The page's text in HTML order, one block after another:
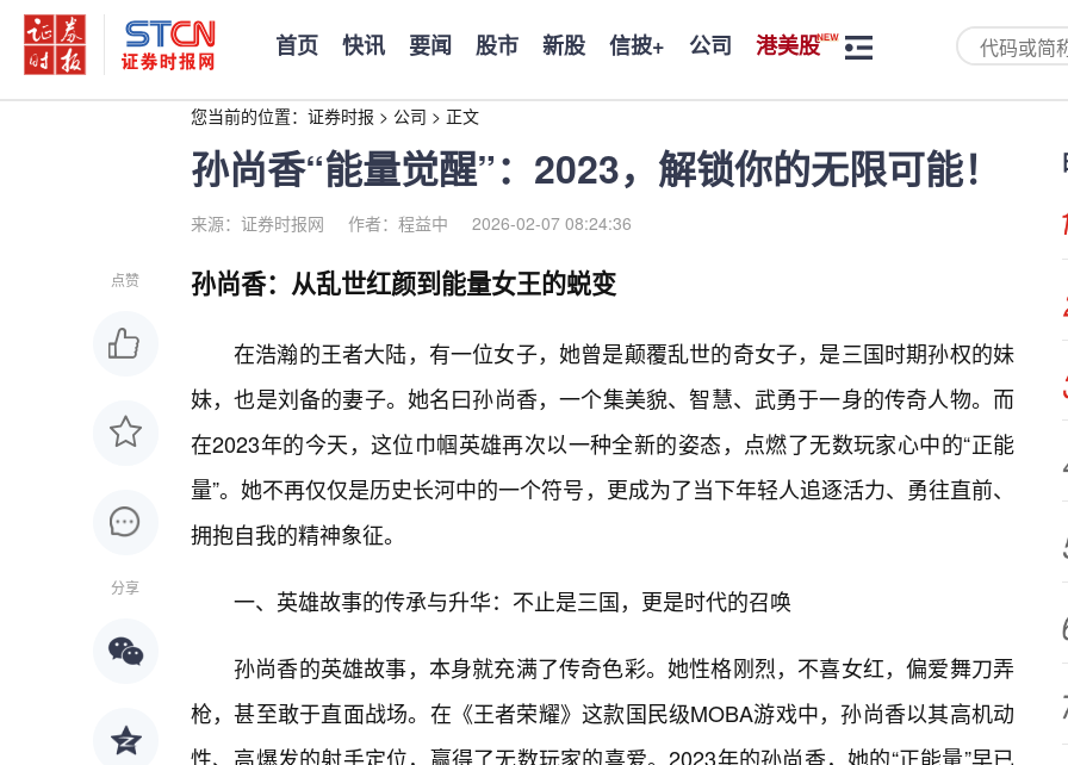
首页 快讯 要闻 股市 新股 信披+ 公司 港美股
您当前的位置： 证券时报 > 公司 > 正文
孙尚香“能量觉醒”：2023，解锁你的无限可能！
来源：证券时报网 作者：程益中 2026-02-07 08:24:36
点赞
分享
孙尚香：从乱世红颜到能量女王的蜕变
在浩瀚的王者大陆，有一位女子，她曾是颠覆乱世的奇女子，是三国时期孙权的妹
妹，也是刘备的妻子。她名曰孙尚香，一个集美貌、智慧、武勇于一身的传奇人物。而
在2023年的今天，这位巾帼英雄再次以一种全新的姿态，点燃了无数玩家心中的“正能
量”。她不再仅仅是历史长河中的一个符号，更成为了当下年轻人追逐活力、勇往直前、
拥抱自我的精神象征。
一、英雄故事的传承与升华：不止是三国，更是时代的召唤
孙尚香的英雄故事，本身就充满了传奇色彩。她性格刚烈，不喜女红，偏爱舞刀弄
枪，甚至敢于直面战场。在《王者荣耀》这款国民级MOBA游戏中，孙尚香以其高机动
性、高爆发的射手定位，赢得了无数玩家的喜爱。2023年的孙尚香，她的“正能量”早已